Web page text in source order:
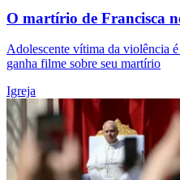
O martírio de Francisca
Adolescente vítima da violência
ganha filme sobre seu martírio
Igreja